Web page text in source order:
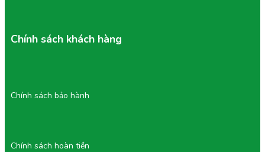
Chính sách khách hàng
Chính sách bảo hành
Chính sách hoàn tiền